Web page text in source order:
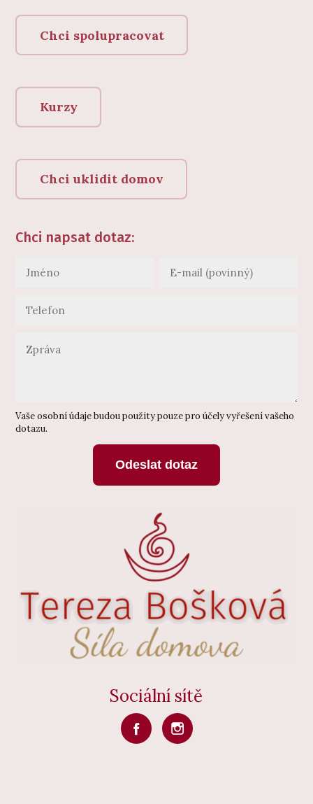
Chci spolupracovat
Kurzy
Chci uklidit domov
Chci napsat dotaz:
Vaše osobní údaje budou použity pouze pro účely vyřešení vašeho
dotazu.
Odeslat dotaz
Sociální sítě